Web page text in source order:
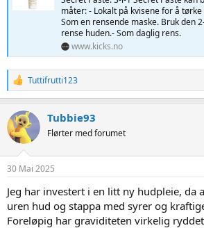
måter: - Lokalt på kvisene for å
Som en rensende maske. Bruk den
rense huden.- Som daglig rens.
www.kicks.no
R
e
a
c
t
i
o
n
s
:
Tuttifrutti123
Tubbie93
Flørter med forumet
30 Mai 2025
Jeg har investert i en litt ny hudpleie, da
uren hud og stappa med syrer og
Foreløpig har graviditeten virkelig